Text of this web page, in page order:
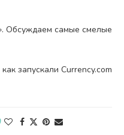
Обсуждаем самые смелые
запускали Currency.com